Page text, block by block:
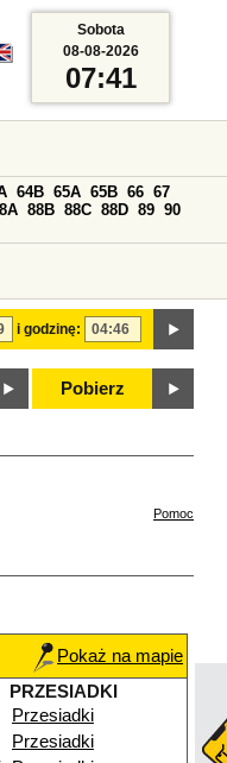
i godzinę:
64B 65A 65B 66 67
88B 88C 88D 89 90
Pobierz
Sobota
08-08-2026
07:41
Pomoc
Pokaż na mapie
PRZESIADKI
Przesiadki
Przesiadki